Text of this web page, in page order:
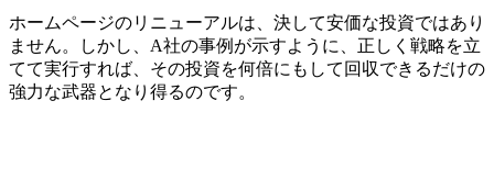
ホームページのリニューアルは、決して安価な投資ではあり
ません。しかし、A社の事例が示すように、正しく戦略を立
てて実行すれば、その投資を何倍にもして回収できるだけの
強力な武器となり得るのです。